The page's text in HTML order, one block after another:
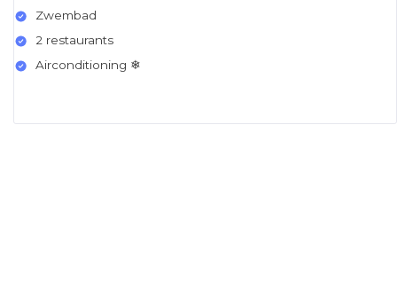
Zwembad
2 restaurants
Airconditioning ❄